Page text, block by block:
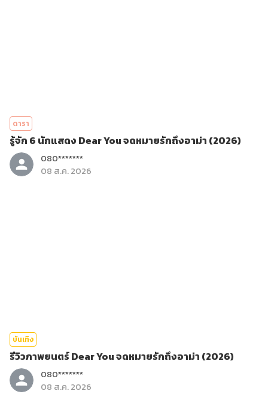
ดารา
รู้จัก 6 นักแสดง Dear You จดหมายรักถึงอาม่า (2026)
080*******
08 ส.ค. 2026
บันเทิง
รีวิวภาพยนตร์ Dear You จดหมายรักถึงอาม่า (2026)
080*******
08 ส.ค. 2026